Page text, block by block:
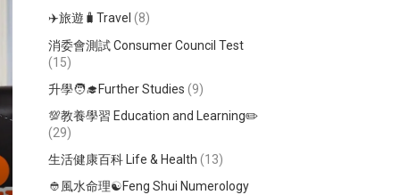
✈️旅遊🧳Travel (8)
消委會測試 Consumer Council Test
(15)
升學🧑‍🎓Further Studies (9)
💯教養學習 Education and Learning✏️
(29)
生活健康百科 Life & Health (13)
👲風水命理☯️Feng Shui Numerology